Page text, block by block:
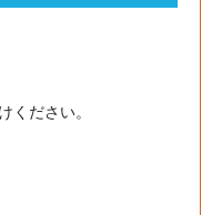
ください。